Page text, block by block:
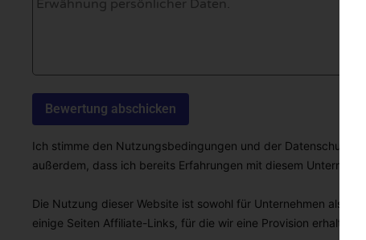
Ich stimme den Nutzungsbedingungen und der
außerdem, dass ich bereits Erfahrungen mit diesem
Die Nutzung dieser Website ist sowohl für Unternehmen als
einige Seiten Affiliate-Links, für die wir eine Provision erhalten